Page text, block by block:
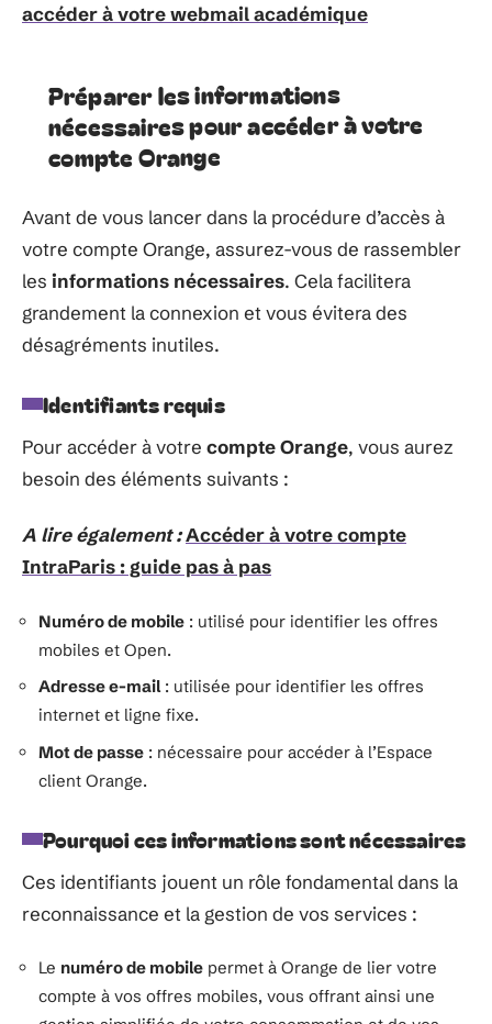
accéder à votre webmail académique
Préparer les informations
nécessaires pour accéder à votre
compte Orange
Avant de vous lancer dans la procédure d’accès à
votre compte Orange, assurez-vous de rassembler
les informations nécessaires. Cela facilitera
grandement la connexion et vous évitera des
désagréments inutiles.
Identifiants requis
Pour accéder à votre compte Orange, vous aurez
besoin des éléments suivants :
A lire également :Accéder à votre compte
IntraParis : guide pas à pas
Numéro de mobile : utilisé pour identifier les offres
mobiles et Open.
Adresse e-mail: utilisée pour identifier les offres
internet et ligne fixe.
Mot de passe : nécessaire pour accéder à l’Espace
client Orange.
Pourquoi ces informations sont nécessaires
Ces identifiants jouent un rôle fondamental dans la
reconnaissance et la gestion de vos services :
Le numéro de mobile permet à Orange de lier votre
compte à vos offres mobiles, vous offrant ainsi une